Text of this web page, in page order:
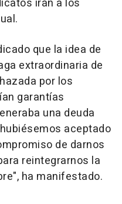
irán a los
que la idea de
extraordinaria de
por los
garantías
una deuda
aceptado
de darnos
reintegrarnos la
ha manifestado.